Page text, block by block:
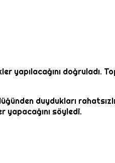
doğruladı.
duydukları
söyledi.